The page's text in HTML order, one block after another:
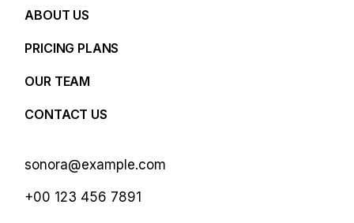
ABOUT US
PRICING PLANS
OUR TEAM
CONTACT US
sonora@example.com
+00 123 456 7891